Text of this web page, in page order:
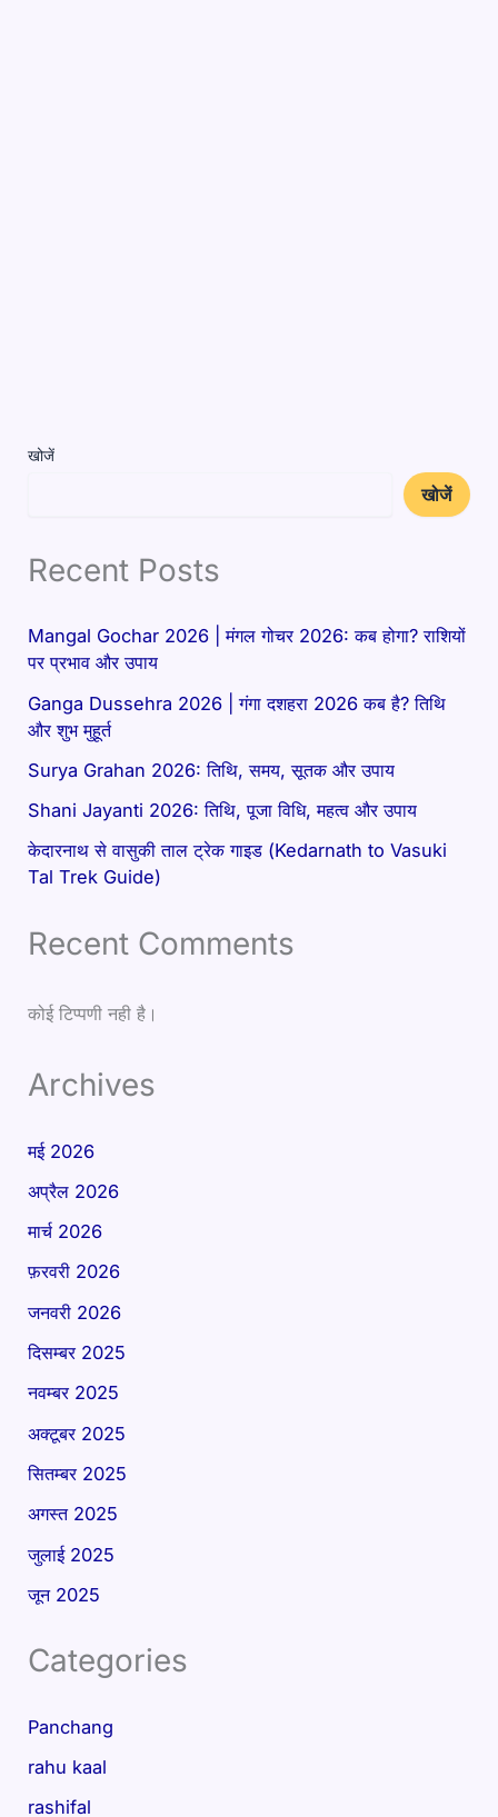
खोजें
खोजें
Recent Posts
Mangal Gochar 2026 | मंगल गोचर 2026: कब होगा? राशियों
पर प्रभाव और उपाय
Ganga Dussehra 2026 | गंगा दशहरा 2026 कब है? तिथि
और शुभ मुहूर्त
Surya Grahan 2026: तिथि, समय, सूतक और उपाय
Shani Jayanti 2026: तिथि, पूजा विधि, महत्व और उपाय
केदारनाथ से वासुकी ताल ट्रेक गाइड (Kedarnath to Vasuki
Tal Trek Guide)
Recent Comments
कोई टिप्पणी नही है।
Archives
मई 2026
अप्रैल 2026
मार्च 2026
फ़रवरी 2026
जनवरी 2026
दिसम्बर 2025
नवम्बर 2025
अक्टूबर 2025
सितम्बर 2025
अगस्त 2025
जुलाई 2025
जून 2025
Categories
Panchang
rahu kaal
rashifal